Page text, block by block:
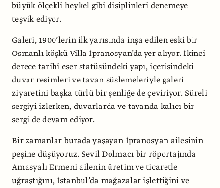
büyük ölçekli heykel gibi disiplinleri denemeye
teşvik ediyor.
Galeri, 1900’lerin ilk yarısında inşa edilen eski bir
Osmanlı köşkü Villa İpranosyan’da yer alıyor. İkinci
derece tarihî eser statüsündeki yapı, içerisindeki
duvar resimleri ve tavan süslemeleriyle galeri
ziyaretini başka türlü bir şenliğe de çeviriyor. Süreli
sergiyi izlerken, duvarlarda ve tavanda kalıcı bir
sergi de devam ediyor.
Bir zamanlar burada yaşayan İpranosyan ailesinin
peşine düşüyoruz. Sevil Dolmacı bir röportajında
Amasyalı Ermeni ailenin üretim ve ticaretle
uğraştığını, İstanbul’da mağazalar işlettiğini ve